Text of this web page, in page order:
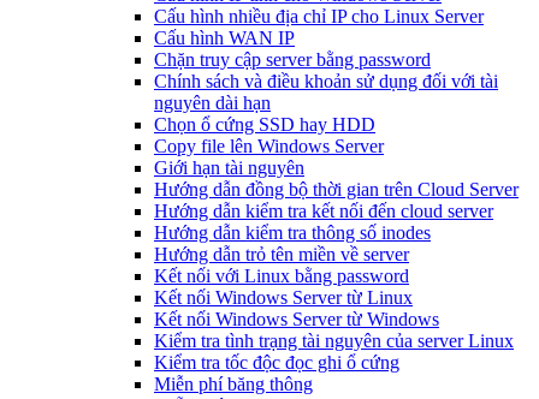
Cấu hình nhiều địa chỉ IP cho Linux Server
Cấu hình WAN IP
Chặn truy cập server bằng password
Chính sách và điều khoản sử dụng đối với tài
nguyên dài hạn
Chọn ổ cứng SSD hay HDD
Copy file lên Windows Server
Giới hạn tài nguyên
Hướng dẫn đồng bộ thời gian trên Cloud Server
Hướng dẫn kiểm tra kết nối đến cloud server
Hướng dẫn kiểm tra thông số inodes
Hướng dẫn trỏ tên miền về server
Kết nối với Linux bằng password
Kết nối Windows Server từ Linux
Kết nối Windows Server từ Windows
Kiểm tra tình trạng tài nguyên của server Linux
Kiểm tra tốc độc đọc ghi ổ cứng
Miễn phí băng thông